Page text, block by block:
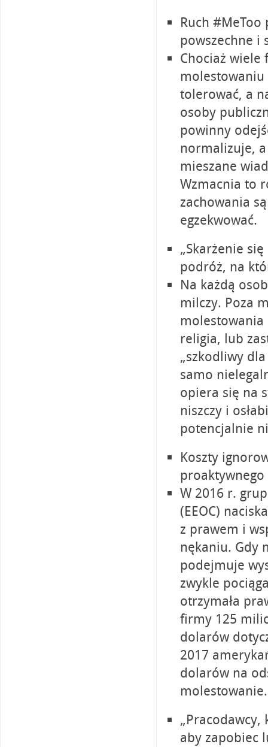
Ruch #MeToo
powszechne i
Chociaż
tolerować, a
osoby
powinny
normalizuje,
mieszane
Wzmacnia to
zachowania
egzekwować.
„Skarżenie
podróż, na
Na każdą
milczy. Poza
religia, lub
„szkodliwy
samo
opiera się na
niszczy i
potencjalnie
Koszty
W 2016 r.
(EEOC)
z prawem i
nękaniu. Gdy
podejmuje
zwykle
otrzymała
firmy 125
dolarów
2017
dolarów na
molestowanie.
aby zapobiec